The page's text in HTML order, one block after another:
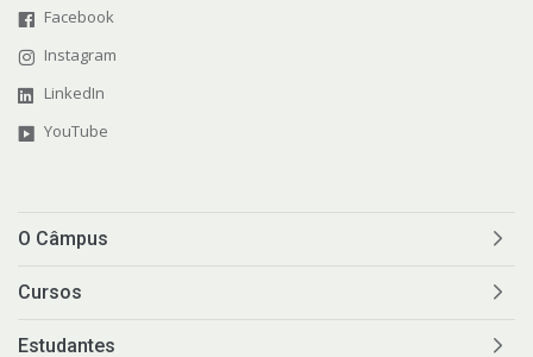
Facebook
Instagram
LinkedIn
YouTube
O Câmpus
Cursos
Estudantes